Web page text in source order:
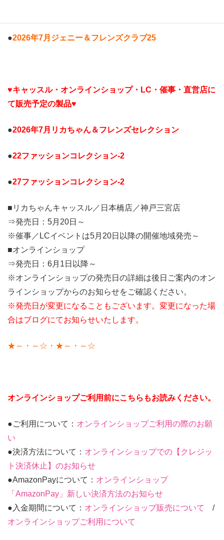
●2026年7月ジェニー＆フレンズクラブ25
♥キャッスル・オンラインショップ・LC・催事・直営店に
て販売予定の製品♥
●2026年7月 リカちゃん＆フレンズセレクション
●22ファッションコレクション-2
●27ファッションコレクション-2
■リカちゃんキャッスル／日本橋店／神戸三宮店
⇒発売日：5月20日～
※催事／LCイベントは5月20日以降の開催地域発売～
■オンラインショップ
⇒発売日：6月1日以降～
※オンラインショップの発売日の詳細は後日ご案内のオン
ラインショップからのお知らせをご確認ください。
※発売日が変更になることもございます。変更になった場
合はブログにてお知らせいたします。
★～・～☆・★～・～☆
オンラインショップご利用前にこちらもお読みください。
●ご利用について： オンラインショップご利用の際のお願
い
●決済方法について： オンラインショップでの【クレジッ
ト決済休止】のお知らせ
●AmazonPayについて： オンラインショップ
「AmazonPay」新しい決済方法のお知らせ
●入金期間について： オンラインショップ販売について /
オンラインショップご利用について